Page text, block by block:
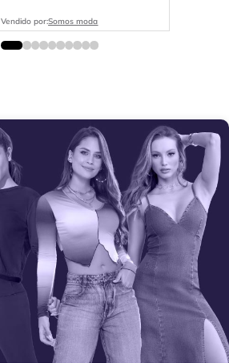
Vendido por:Somos moda